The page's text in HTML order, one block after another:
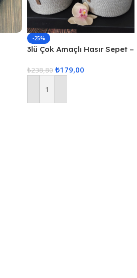
-25%
3lü Çok Amaçlı Hasır Sepet –
₺238,80 ₺179,00
Sepete Ekle